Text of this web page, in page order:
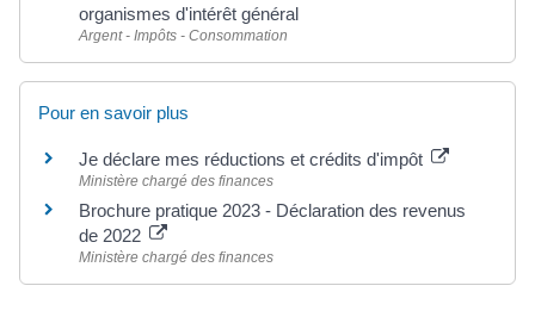
organismes d'intérêt général
Argent - Impôts - Consommation
Pour en savoir plus
Je déclare mes réductions et crédits d'impôt
Ministère chargé des finances
Brochure pratique 2023 - Déclaration des revenus
de 2022
Ministère chargé des finances